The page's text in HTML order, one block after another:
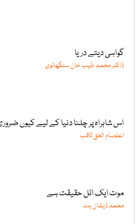
گواہی دیتے دریا
ڈاکٹر محمد طیب خان سنگھانوی
اس شاہراہ پر چلنا دنیا کے لیے کیوں
اعتصام الحق ثاقب
موت ایک اٹل حقیقت ہے
محمد ذیشان بٹ